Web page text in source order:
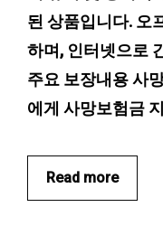
된 상품입니다. 오
하며, 인터넷으로
주요 보장내용 사
에게 사망보험금
Read more